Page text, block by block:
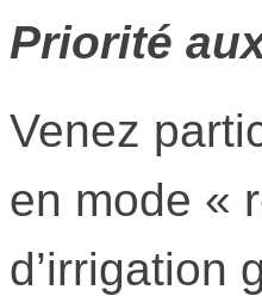
Priorité
Venez
en mode «
d’irrigation